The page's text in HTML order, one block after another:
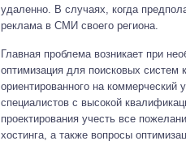
удаленно. В случаях, когда
реклама в СМИ своего региона.
Главная проблема возникает при
оптимизация для поисковых систем
ориентированного на
специалистов с высокой
проектирования учесть все
хостинга, а также вопросы